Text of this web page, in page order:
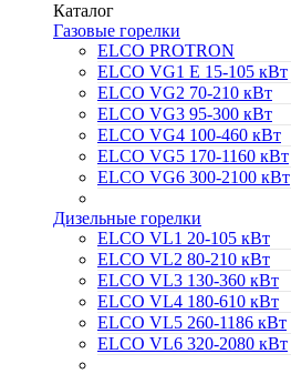
Каталог
Газовые горелки
ELCO PROTRON
ELCO VG1 E 15-105 кВт
ELCO VG2 70-210 кВт
ELCO VG3 95-300 кВт
ELCO VG4 100-460 кВт
ELCO VG5 170-1160 кВт
ELCO VG6 300-2100 кВт
Дизельные горелки
ELCO VL1 20-105 кВт
ELCO VL2 80-210 кВт
ELCO VL3 130-360 кВт
ELCO VL4 180-610 кВт
ELCO VL5 260-1186 кВт
ELCO VL6 320-2080 кВт